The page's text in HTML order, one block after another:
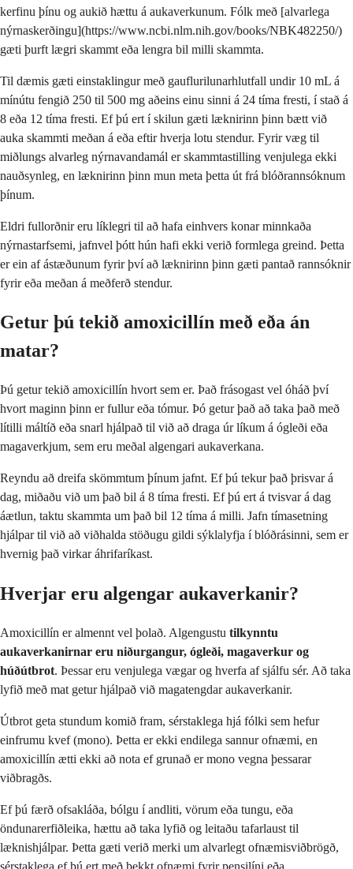
kerfinu þínu og aukið hættu á aukaverkunum. Fólk með [alvarlega
nýrnaskerðingu](https://www.ncbi.nlm.nih.gov/books/NBK482250/)
gæti þurft lægri skammt eða lengra bil milli skammta.
Til dæmis gæti einstaklingur með gauflurilunarhlutfall undir 10 mL á
mínútu fengið 250 til 500 mg aðeins einu sinni á 24 tíma fresti, í stað á
8 eða 12 tíma fresti. Ef þú ert í skilun gæti læknirinn þinn bætt við
auka skammti meðan á eða eftir hverja lotu stendur. Fyrir væg til
miðlungs alvarleg nýrnavandamál er skammtastilling venjulega ekki
nauðsynleg, en læknirinn þinn mun meta þetta út frá blóðrannsóknum
þínum.
Eldri fullorðnir eru líklegri til að hafa einhvers konar minnkaða
nýrnastarfsemi, jafnvel þótt hún hafi ekki verið formlega greind. Þetta
er ein af ástæðunum fyrir því að læknirinn þinn gæti pantað rannsóknir
fyrir eða meðan á meðferð stendur.
Getur þú tekið amoxicillín með eða án
matar?
Þú getur tekið amoxicillín hvort sem er. Það frásogast vel óháð því
hvort maginn þinn er fullur eða tómur. Þó getur það að taka það með
lítilli máltíð eða snarl hjálpað til við að draga úr líkum á ógleði eða
magaverkjum, sem eru meðal algengari aukaverkana.
Reyndu að dreifa skömmtum þínum jafnt. Ef þú tekur það þrisvar á
dag, miðaðu við um það bil á 8 tíma fresti. Ef þú ert á tvisvar á dag
áætlun, taktu skammta um það bil 12 tíma á milli. Jafn tímasetning
hjálpar til við að viðhalda stöðugu gildi sýklalyfja í blóðrásinni, sem er
hvernig það virkar áhrifaríkast.
Hverjar eru algengar aukaverkanir?
Amoxicillín er almennt vel þolað. Algengustu tilkynntu
aukaverkanirnar eru niðurgangur, ógleði, magaverkur og
húðútbrot. Þessar eru venjulega vægar og hverfa af sjálfu sér. Að taka
lyfið með mat getur hjálpað við magatengdar aukaverkanir.
Útbrot geta stundum komið fram, sérstaklega hjá fólki sem hefur
einfrumu kvef (mono). Þetta er ekki endilega sannur ofnæmi, en
amoxicillín ætti ekki að nota ef grunað er mono vegna þessarar
viðbragðs.
Ef þú færð ofsakláða, bólgu í andliti, vörum eða tungu, eða
öndunarerfiðleika, hættu að taka lyfið og leitaðu tafarlaust til
læknishjálpar. Þetta gæti verið merki um alvarlegt ofnæmisviðbrögð,